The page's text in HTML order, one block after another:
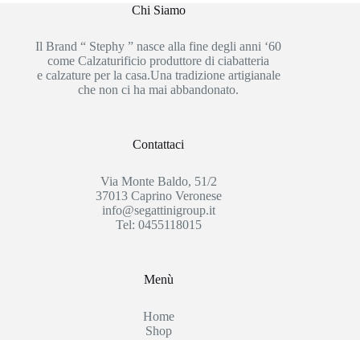
Chi Siamo
Il Brand “ Stephy ” nasce alla fine degli anni ‘60
come Calzaturificio produttore di ciabatteria
e calzature per la casa.Una tradizione artigianale
che non ci ha mai abbandonato.
Contattaci
Via Monte Baldo, 51/2
37013 Caprino Veronese
info@segattinigroup.it
Tel: 0455118015
Menù
Home
Shop